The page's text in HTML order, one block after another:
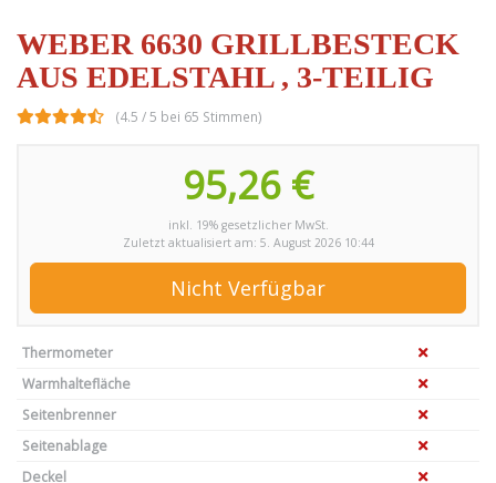
WEBER 6630 GRILLBESTECK
AUS EDELSTAHL , 3-TEILIG
(4.5 / 5 bei 65 Stimmen)
95,26 €
inkl. 19% gesetzlicher MwSt.
Zuletzt aktualisiert am: 5. August 2026 10:44
Nicht Verfügbar
Thermometer
Warmhaltefläche
Seitenbrenner
Seitenablage
Deckel